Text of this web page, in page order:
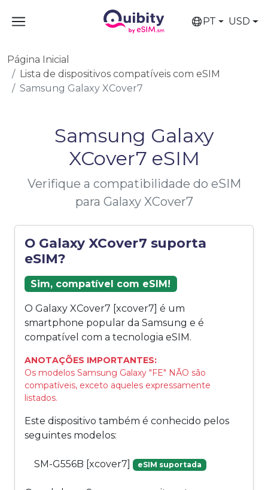
PT USD
Página Inicial
Lista de dispositivos compatíveis com eSIM
Samsung Galaxy XCover7
Samsung Galaxy
XCover7 eSIM
Verifique a compatibilidade do eSIM
para Galaxy XCover7
O Galaxy XCover7 suporta
eSIM?
Sim, compatível com eSIM!
O Galaxy XCover7 [xcover7] é um
smartphone popular da Samsung e é
compatível com a tecnologia eSIM.
ANOTAÇÕES IMPORTANTES:
Os modelos Samsung Galaxy "FE" NÃO são
compatíveis, exceto aqueles expressamente
listados.
Este dispositivo também é conhecido pelos
seguintes modelos:
SM-G556B [xcover7] eSIM suportada